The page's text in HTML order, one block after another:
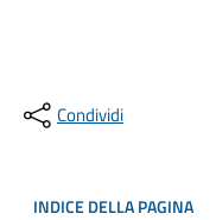
Condividi
INDICE DELLA PAGINA